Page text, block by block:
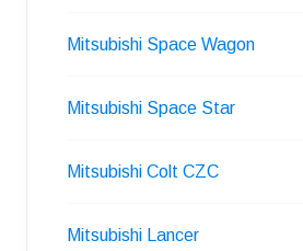
Mitsubishi Space Wagon
Mitsubishi Space Star
Mitsubishi Colt CZC
Mitsubishi Lancer